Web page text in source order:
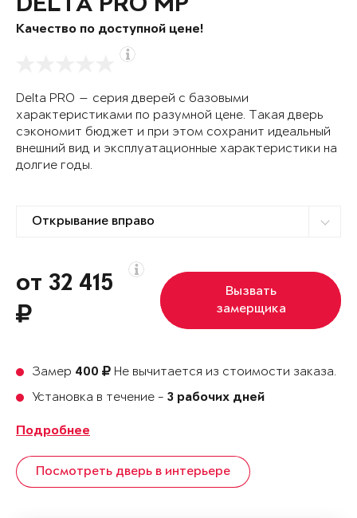
DELTA PRO MP
Качество по доступной цене!
Delta PRO — серия дверей с базовыми
характеристиками по разумной цене. Такая дверь
сэкономит бюджет и при этом сохранит идеальный
внешний вид и эксплуатационные характеристики на
долгие годы.
от 32 415
Вызвать
замерщика
Замер 400
Не вычитается из стоимости заказа.
Установка в течение - 3 рабочих дней
Подробнее
Посмотреть дверь в интерьере